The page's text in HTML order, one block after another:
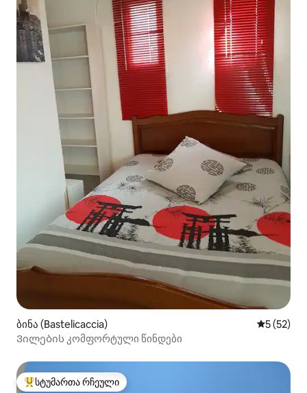
ბინა (Bastelicaccia) საშუალო
5 (52)
Ვილების კომფორტული წინდები
სტუმართა რჩეული მოწინავე ვარიანტი
სტუმართა რჩეული